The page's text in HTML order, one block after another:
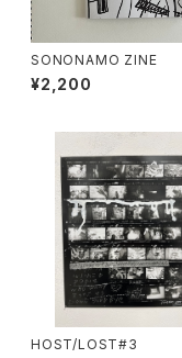
SONONAMO ZINE
¥2,200
HOST/LOST#3